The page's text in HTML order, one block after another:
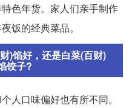
色年货。家人们亲手制作
饭的经典菜品。
)馅好，还是白菜(百财)
饺子?
人口味偏好也有所不同。